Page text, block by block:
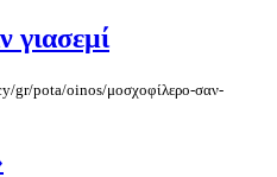
γιασεμί
gr/pota/oinos/μοσχοφίλερο-σαν-